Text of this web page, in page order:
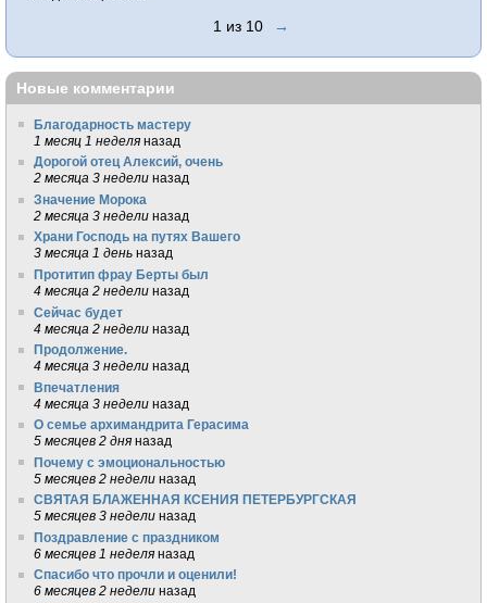
1 из 10 →
Новые комментарии
Благодарность мастеру
1 месяц 1 неделя назад
Дорогой отец Алексий, очень
2 месяца 3 недели назад
Значение Морока
2 месяца 3 недели назад
Храни Господь на путях Вашего
3 месяца 1 день назад
Протитип фрау Берты был
4 месяца 2 недели назад
Сейчас будет
4 месяца 2 недели назад
Продолжение.
4 месяца 3 недели назад
Впечатления
4 месяца 3 недели назад
О семье архимандрита Герасима
5 месяцев 2 дня назад
Почему с эмоциональностью
5 месяцев 2 недели назад
СВЯТАЯ БЛАЖЕННАЯ КСЕНИЯ ПЕТЕРБУРГСКАЯ
5 месяцев 3 недели назад
Поздравление с праздником
6 месяцев 1 неделя назад
Спасибо что прочли и оценили!
6 месяцев 2 недели назад